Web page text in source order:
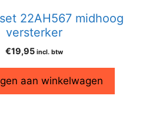
22AH567 midhoog
versterker
€19,95 incl. btw
aan winkelwagen